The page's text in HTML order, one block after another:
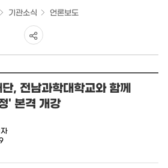
기관소식 언론보도
공
유
하
기
, 전남과학대학교와 함께
' 본격 개강